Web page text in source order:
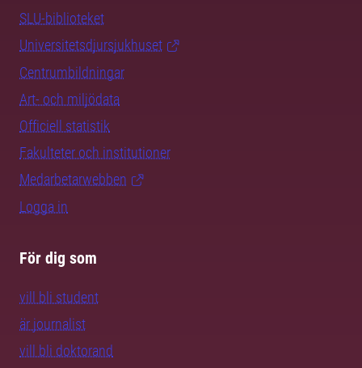
SLU-biblioteket
Universitetsdjursjukhuset
Centrumbildningar
Art- och miljödata
Officiell statistik
Fakulteter och institutioner
Medarbetarwebben
Logga in
För dig som
vill bli student
är journalist
vill bli doktorand